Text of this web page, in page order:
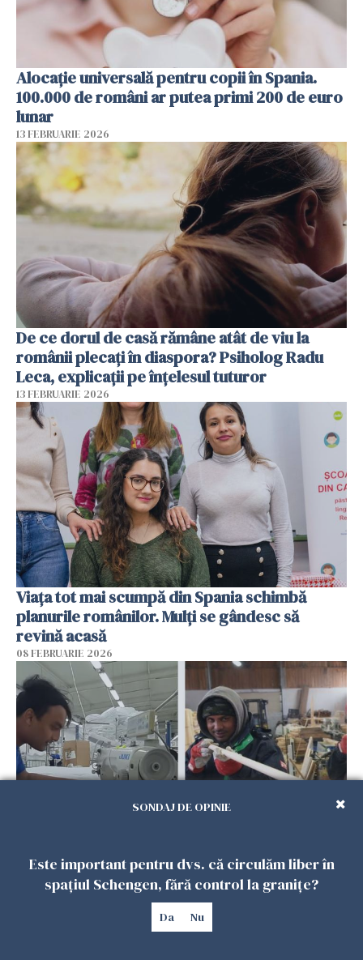
Alocație universală pentru copii în Spania.
100.000 de români ar putea primi 200 de euro
lunar
13 FEBRUARIE 2026
De ce dorul de casă rămâne atât de viu la
românii plecați în diaspora? Psiholog Radu
Leca, explicații pe înțelesul tuturor
13 FEBRUARIE 2026
Viața tot mai scumpă din Spania schimbă
planurile românilor. Mulți se gândesc să
revină acasă
08 FEBRUARIE 2026
Patronii spun că România riscă să piardă
muncitorii străini în favoarea Spaniei
06 FEBRUARIE 2026
SONDAJ DE OPINIE
Este important pentru dvs. că circulăm liber în
spațiul Schengen, fără control la granițe?
Da Nu